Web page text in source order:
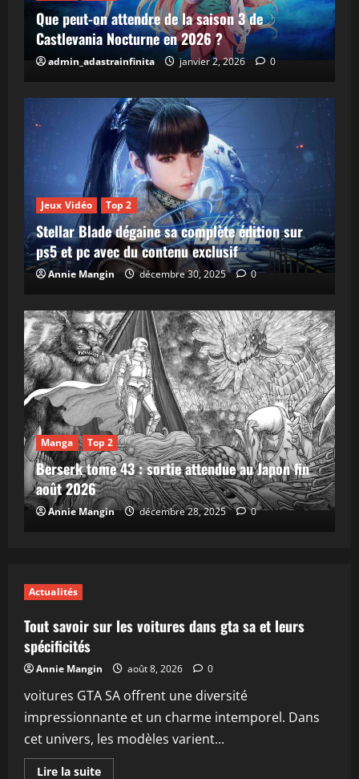
Que peut-on attendre de la saison 3 de
Castlevania Nocturne en 2026 ?
admin_adastrainfinita janvier 2, 2026 0
Jeux Vidéo Top 2
Stellar Blade dégaine sa complète édition sur
ps5 et pc avec du contenu exclusif
Annie Mangin décembre 30, 2025 0
Manga Top 2
Berserk tome 43 : sortie attendue au Japon fin
août 2026
Annie Mangin décembre 28, 2025 0
Actualités
Tout savoir sur les voitures dans gta sa et leurs
spécificités
Annie Mangin août 8, 2026 0
voitures GTA SA offrent une diversité
impressionnante et un charme intemporel. Dans
cet univers, les modèles varient...
Lire la suiteEn